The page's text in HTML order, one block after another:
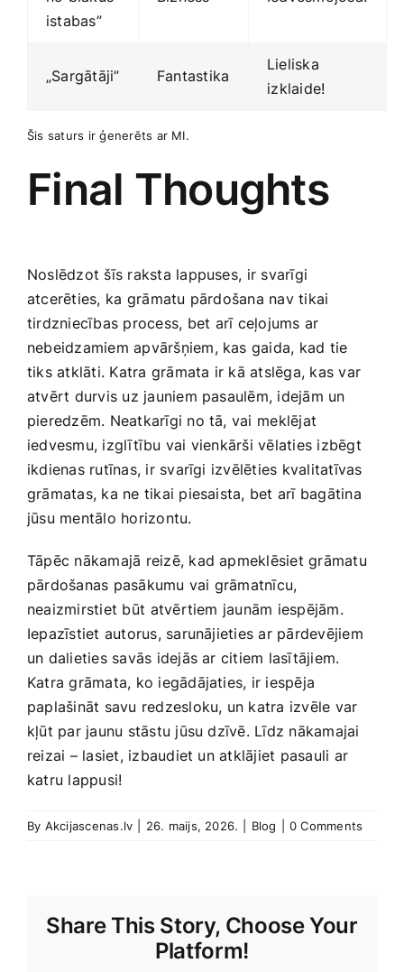
istabas”
„Sargātāji” Fantastika
Lieliska
⁢izklaide!
Šis saturs ir ģenerēts ar MI.
Final Thoughts
Noslēdzot šīs raksta lappuses,⁣ ir svarīgi
atcerēties,‌ ka ⁣grāmatu pārdošana nav tikai
‌tirdzniecības process,‌ bet⁣ arī ceļojums ar
nebeidzamiem apvāršņiem, kas gaida, kad tie⁣
tiks atklāti. Katra grāmata ​ir kā atslēga, kas var
atvērt durvis uz jauniem pasaulēm, idejām un
pieredzēm. Neatkarīgi no tā, vai⁤ meklējat
iedvesmu, izglītību vai vienkārši vēlaties izbēgt
ikdienas rutīnas, ir svarīgi izvēlēties kvalitatīvas
grāmatas, ka ne tikai piesaista, bet‍ arī bagātina
jūsu mentālo horizontu.
Tāpēc nākamajā reizē, kad apmeklēsiet grāmatu‌
pārdošanas pasākumu vai grāmatnīcu,
neaizmirstiet būt⁢ atvērtiem jaunām iespējām.
Iepazīstiet‍ autorus, sarunājieties ar‍ pārdevējiem
un ‌dalieties savās idejās ar citiem lasītājiem.
Katra grāmata, ko iegādājaties, ir iespēja
paplašināt savu redzesloku, un‌ katra izvēle var
kļūt‍ par jaunu stāstu jūsu dzīvē. Līdz nākamajai
reizai – lasiet, izbaudiet un atklājiet pasauli ar
katru lappusi!
By Akcijascenas.lv 26. maijs, 2026. Blog 0 Comments
Share This Story, Choose Your
Platform!